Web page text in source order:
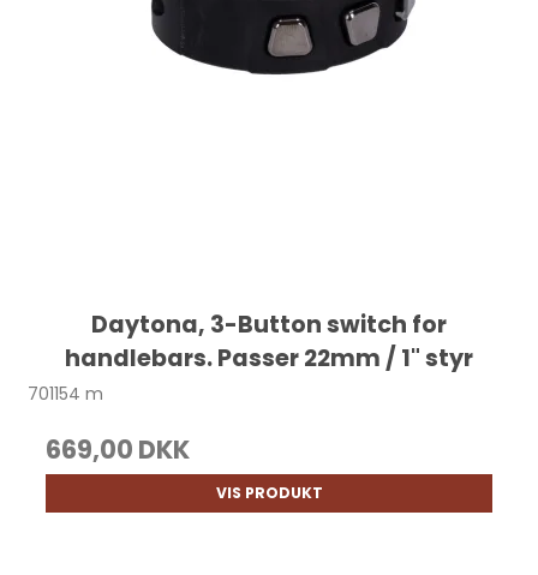
Daytona, 3-Button switch for
handlebars. Passer 22mm / 1" styr
701154 m
669,00 DKK
VIS PRODUKT